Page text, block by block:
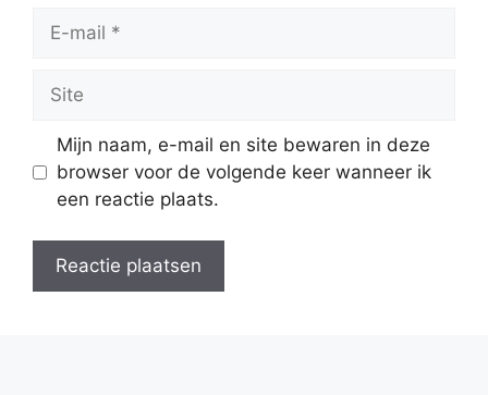
mail
Mijn naam, e-mail en site bewaren in deze
browser voor de volgende keer wanneer ik
een reactie plaats.